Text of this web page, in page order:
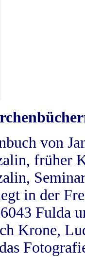
von
früher
in der
Fulda
Krone,